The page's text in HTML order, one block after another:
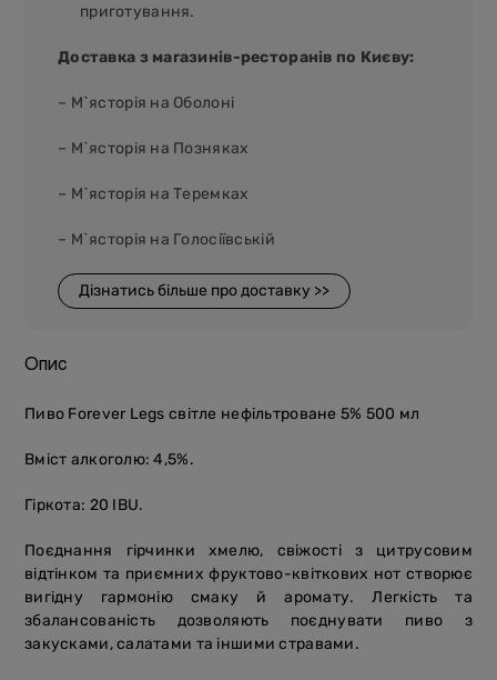
приготування.
Доставка з магазинів-ресторанів по Києву:
– М`ясторія на Оболоні
– М`ясторія на Позняках
– М`ясторія на Теремках
– М`ясторія на Голосіївській
Дізнатись більше про доставку >>
Опис
Пиво Forever Legs світле нефільтроване 5% 500 мл
Вміст алкоголю: 4,5%.
Гіркота: 20 IBU.
Поєднання гірчинки хмелю, свіжості з цитрусовим
відтінком та приємних фруктово-квіткових нот створює
вигідну гармонію смаку й аромату. Легкість та
збалансованість дозволяють поєднувати пиво з
закусками, салатами та іншими стравами.